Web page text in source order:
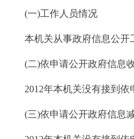
(一)工作人员情况
本机关从事政府信息公开工
(二)依申请公开政府信息
2012年本机关没有接到依
(三)依申请公开政府信息